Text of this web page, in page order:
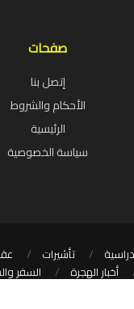
صفحات
إتصل بنا
الأحكام والشروط
الرئيسية
سياسة الخصوصية
تأشيرات
أخبار الهجرة
السفر